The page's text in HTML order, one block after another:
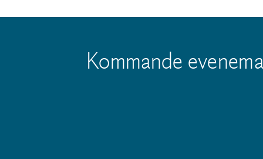
Kommande